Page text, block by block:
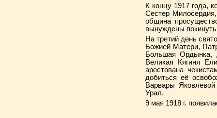
К концу 1917 года,
Сестер
община
вынуждены
На третий день
Божией Матери,
Большая Ордынка,
Великая Кягиня
арестована
добиться её
Варвары
Урал.
9 мая 1918 г.